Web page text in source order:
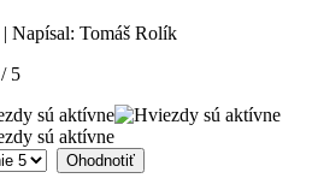
| Napísal: Tomáš Rolík
/ 5